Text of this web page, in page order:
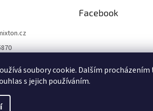
soubory cookie. Dalším
s jejich používáním.
na facebooku
Facebook